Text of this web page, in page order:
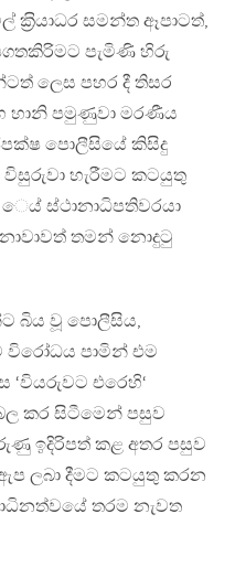
සමන්ත ඈපාටත්,
පැමිණි හිරු
ලෙස පහර දී තිසර
හානි පමුණුවා මරණීය
පොලීසියේ කිසිදු
හැරීමට කටයුතු
ස්ථානාධිපතිවරයා
තමන් නොදුටු
බිය වූ පොලීසිය,
විරෝධය පාමින් එම
‘වියරුවට එරෙහි‘
කර සිටීමෙන් පසුව
ඉදිරිපත් කළ අතර පසුව
ලබා දීමට කටයුතු කරන
තරම නැවත